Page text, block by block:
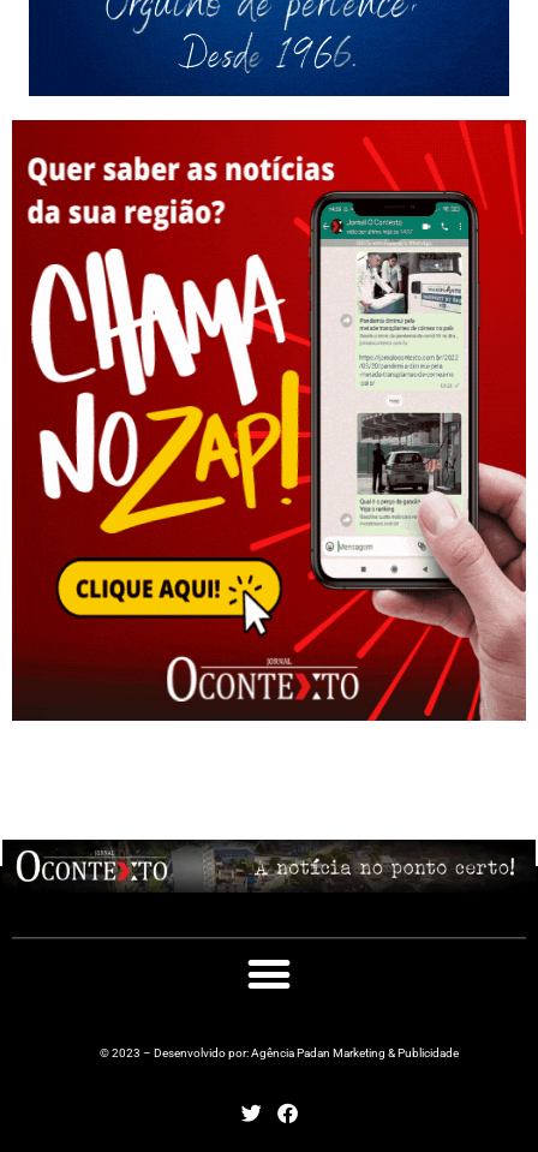
© 2023 – Desenvolvido por: Agência Padan Marketing & Publicidade